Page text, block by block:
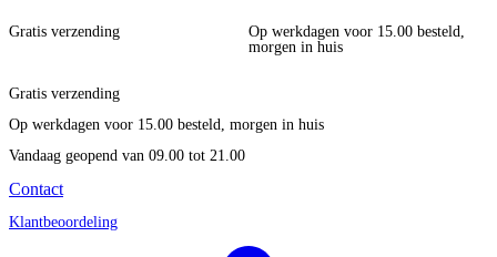
Gratis verzending
Op werkdagen voor 15.00 besteld,
morgen in huis
Gratis verzending
Op werkdagen voor 15.00 besteld, morgen in huis
Vandaag geopend van 09.00 tot 21.00
Contact
Klantbeoordeling